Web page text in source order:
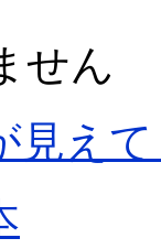
せん
見え